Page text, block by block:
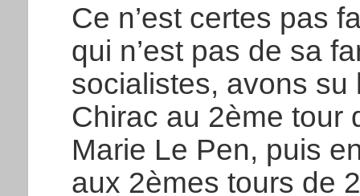
Ce n’est certes pas
qui n’est pas de sa
socialistes, avons
Chirac au 2ème tour
Marie Le Pen, puis
aux 2èmes tours de